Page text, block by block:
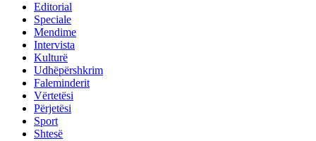
Editorial
Speciale
Mendime
Intervista
Kulturë
Udhëpërshkrim
Faleminderit
Vërtetësi
Përjetësi
Sport
Shtesë